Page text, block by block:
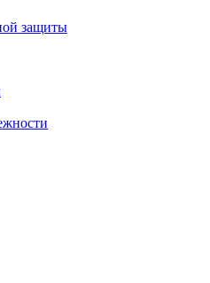
защиты